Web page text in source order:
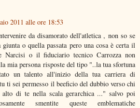
2011 alle ore 18:53
da disamorato dell'atletica , non so se
giunta o quella passata pero una cosa è certa il
Narcisi o il fiduciario tecnico Carrozza non
mia persona risposte del tipo "..la tua sfortuna
un talento all'inizio della tua carriera di
ti sei permesso il beeficio del dubbio verso chi
di te nella scala gerarchica ..." salvo poi
smentite queste emblematiche